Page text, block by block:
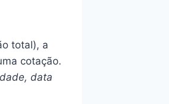
total), a
cotação.
data